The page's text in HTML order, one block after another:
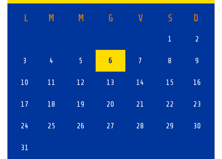
L M M G V S D
1 2
3 4 5 6 7 8 9
10 11 12 13 14 15 16
17 18 19 20 21 22 23
24 25 26 27 28 29 30
31